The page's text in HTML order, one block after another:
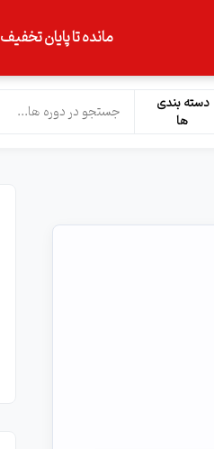
مانده تا پایان تخفیف
دسته بندی
ها